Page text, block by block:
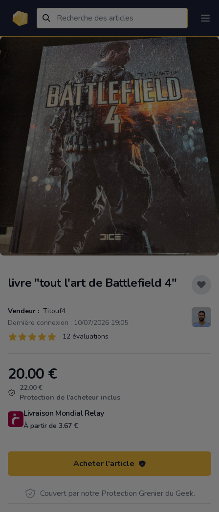
livre "tout l'art de Battlefield 4"
Vendeur : Titouf4
Dernière connexion : 10/07/2026 19:05
Évaluations
12 sur 5 étoiles 12 évaluations
Product information
20.00 €
22.00 €
Protection de l'acheteur inclus
Livraison Mondial Relay
À partir de 3.67 €
Acheter l'article
Couvert par notre Protection Grenier du Geek.